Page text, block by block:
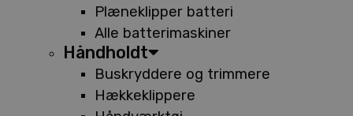
Plæneklipper batteri
Alle batterimaskiner
Håndholdt
Buskryddere og trimmere
Hækkeklippere